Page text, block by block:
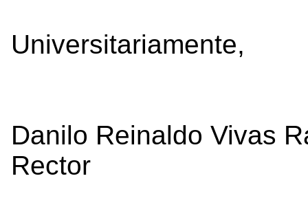
Universitariamente,
Danilo Reinaldo Vivas
Rector